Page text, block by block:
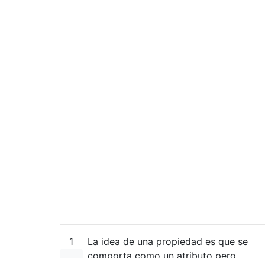
1
La idea de una propiedad es que se
comporta como un atributo pero